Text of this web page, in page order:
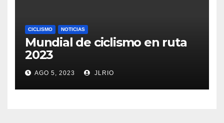
CICLISMO NOTICIAS
Mundial de ciclismo en ruta
2023
AGO 5, 2023 JLRIO